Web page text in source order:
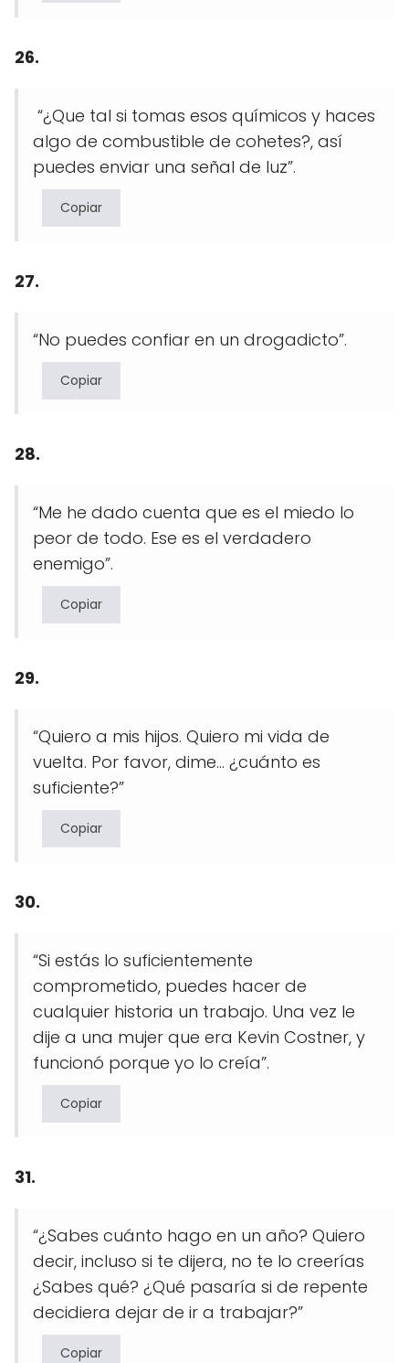
26.
“¿Que tal si tomas esos químicos y haces
algo de combustible de cohetes?, así
puedes enviar una señal de luz”.
Copiar
27.
“No puedes confiar en un drogadicto”.
Copiar
28.
“Me he dado cuenta que es el miedo lo
peor de todo. Ese es el verdadero
enemigo”.
Copiar
29.
“Quiero a mis hijos. Quiero mi vida de
vuelta. Por favor, dime… ¿cuánto es
suficiente?”
Copiar
30.
“Si estás lo suficientemente
comprometido, puedes hacer de
cualquier historia un trabajo. Una vez le
dije a una mujer que era Kevin Costner, y
funcionó porque yo lo creía”.
Copiar
31.
“¿Sabes cuánto hago en un año? Quiero
decir, incluso si te dijera, no te lo creerías
¿Sabes qué? ¿Qué pasaría si de repente
decidiera dejar de ir a trabajar?”
Copiar